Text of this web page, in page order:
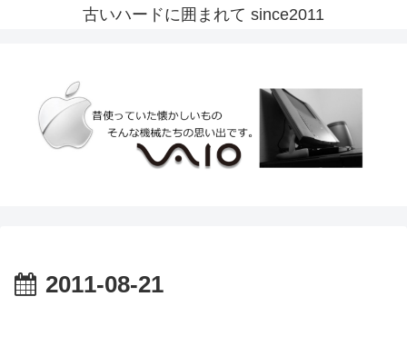
古いハードに囲まれて since2011
2011-08-21